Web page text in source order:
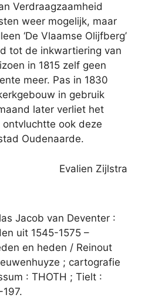
Verdraagzaamheid
weer mogelijk, maar
‘De Vlaamse Olijfberg’
tot de inkwartiering van
in 1815 zelf geen
meer. Pas in 1830
in gebruik
later verliet het
ook deze
Oudenaarde.
Evalien Zijlstra
Jacob van Deventer :
uit 1545-1575 –
en heden / Reinout
; cartografie
: THOTH ; Tielt :